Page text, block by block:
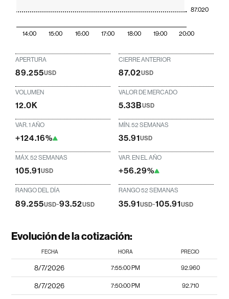
14:00 15:00 16:00 17:00 18:00 19:00 20:00
87.020
APERTURA
89.255USD
CIERRE ANTERIOR
87.02USD
VOLUMEN
12.0K
VALOR DE MERCADO
5.33BUSD
VAR. 1 AÑO
+124.16%
MÍN. 52 SEMANAS
35.91USD
MÁX. 52 SEMANAS
105.91USD
VAR. EN EL AÑO
+56.29%
RANGO DEL DÍA
89.255USD-93.52USD
RANGO 52 SEMANAS
35.91USD-105.91USD
Evolución de la cotización:
FECHA HORA PRECIO
8/7/2026 7:55:00 PM 92.960
8/7/2026 7:50:00 PM 92.710